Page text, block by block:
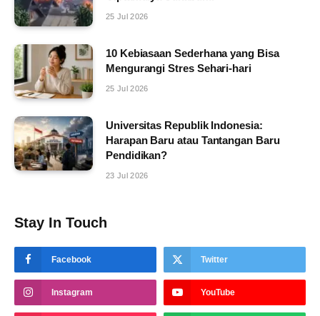
25 Jul 2026
10 Kebiasaan Sederhana yang Bisa
Mengurangi Stres Sehari-hari
25 Jul 2026
Universitas Republik Indonesia:
Harapan Baru atau Tantangan Baru
Pendidikan?
23 Jul 2026
Stay In Touch
Facebook Twitter
Instagram YouTube